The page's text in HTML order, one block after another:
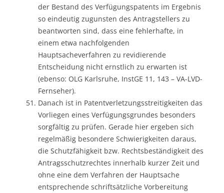
der Bestand des Verfügungspatents im Ergebnis
so eindeutig zugunsten des Antragstellers zu
beantworten sind, dass eine fehlerhafte, in
einem etwa nachfolgenden
Hauptsacheverfahren zu revidierende
Entscheidung nicht ernstlich zu erwarten ist
(ebenso: OLG Karlsruhe, InstGE 11, 143 – VA-LVD-
Fernseher).
Danach ist in Patentverletzungsstreitigkeiten das
Vorliegen eines Verfügungsgrundes besonders
sorgfältig zu prüfen. Gerade hier ergeben sich
regelmäßig besondere Schwierigkeiten daraus,
die Schutzfähigkeit bzw. Rechtsbeständigkeit des
Antragsschutzrechtes innerhalb kurzer Zeit und
ohne eine dem Verfahren der Hauptsache
entsprechende schriftsätzliche Vorbereitung